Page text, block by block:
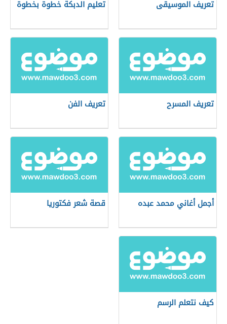
تعريف الموسيقى تعليم الدبكة خطوة بخطوة
تعريف المسرح تعريف الفن
أجمل أغاني محمد عبده قصة شعر فكتوريا
كيف نتعلم الرسم